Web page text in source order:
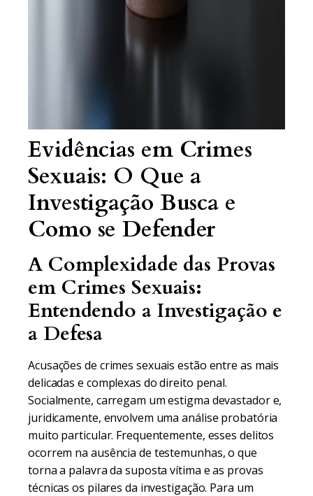
Evidências em Crimes
Sexuais: O Que a
Investigação Busca e
Como se Defender
A Complexidade das Provas
em Crimes Sexuais:
Entendendo a Investigação e
a Defesa
Acusações de crimes sexuais estão entre as mais
delicadas e complexas do direito penal.
Socialmente, carregam um estigma devastador e,
juridicamente, envolvem uma análise probatória
muito particular. Frequentemente, esses delitos
ocorrem na ausência de testemunhas, o que
torna a palavra da suposta vítima e as provas
técnicas os pilares da investigação. Para um